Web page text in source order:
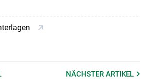
NÄCHSTERARTIKEL